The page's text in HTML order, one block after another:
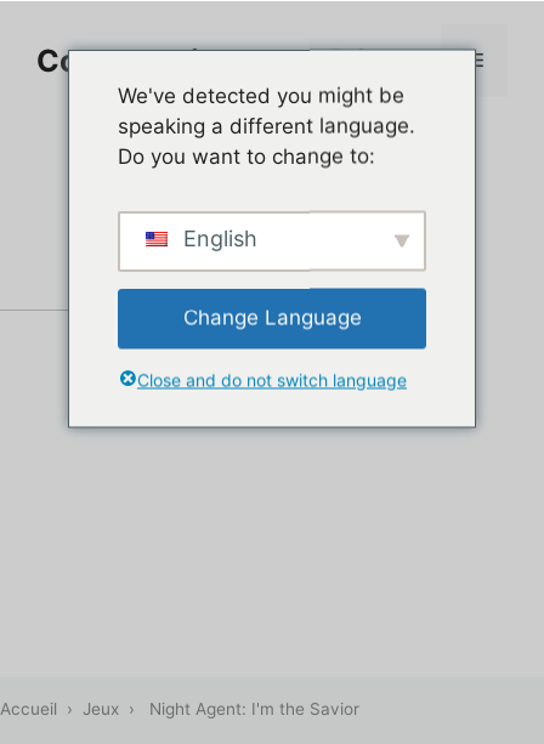
contenuComment jouer sur PC Menu
Accueil › Jeux › Night Agent: I'm the Savior
We've detected you might be
speaking a different language.
Do you want to change to:
English
Change Language
Close and do not switch language